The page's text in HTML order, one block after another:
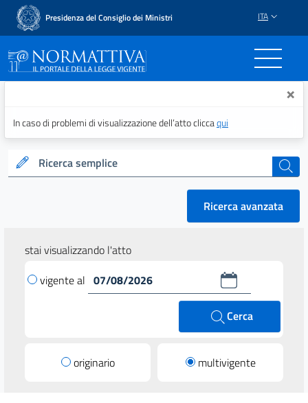
Presidenza del Consiglio dei Ministri ITA
Normattiva - Il portale ×
In caso di problemi di visualizzazione dell’atto cliccaqui
Ricerca semplice cerca
Ricerca avanzata
stai visualizzando l'atto
vigente al
Cerca
originario multivigente